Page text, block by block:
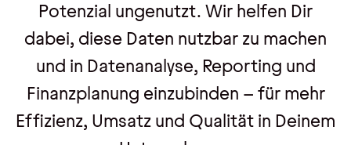
Potenzial ungenutzt. Wir helfen Dir
dabei, diese Daten nutzbar zu machen
und in Datenanalyse, Reporting und
Finanzplanung einzubinden – für mehr
Effizienz, Umsatz und Qualität in Deinem
Veranstaltungen
Trainings
Webseminare
Events